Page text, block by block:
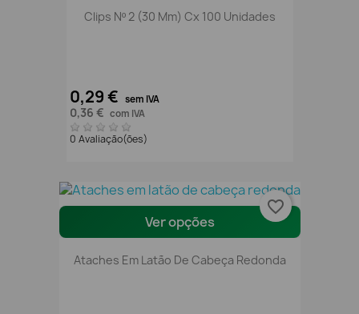
Clips Nº 2 (30 Mm) Cx 100 Unidades
0,29 € sem IVA
0,36 € com IVA
0 Avaliação(ões)
Ver opções
Ataches Em Latão De Cabeça Redonda
favorite_border